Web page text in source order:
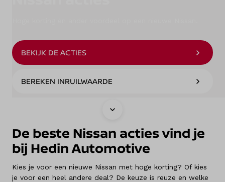
Diensten
Vacatures
Vergelijken
BEKIJK DE ACTIES
BEREKEN INRUILWAARDE
De beste Nissan acties vind je
bij Hedin Automotive
Kies je voor een nieuwe Nissan met hoge korting? Of kies
je voor een heel andere deal? De keuze is reuze en welke